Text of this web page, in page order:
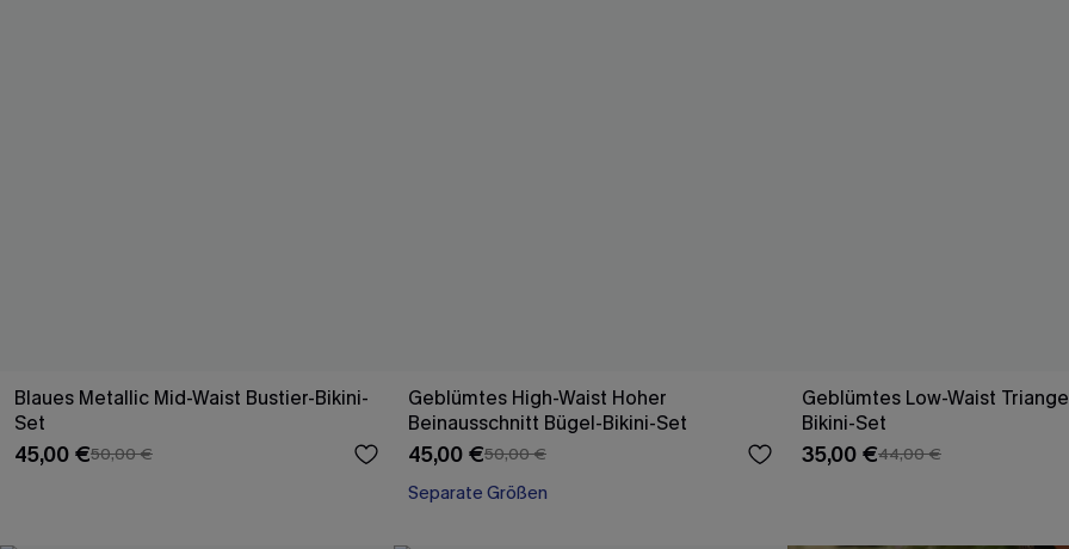
Blaues Metallic Mid-Waist Bustier-Bikini-
Set
45,00 €50,00 €
Geblümtes High-Waist Hoher
Beinausschnitt Bügel-Bikini-Set
45,00 €50,00 €
Separate Größen
Geblümtes Low-Waist
Bikini-Set
35,00 €44,00 €